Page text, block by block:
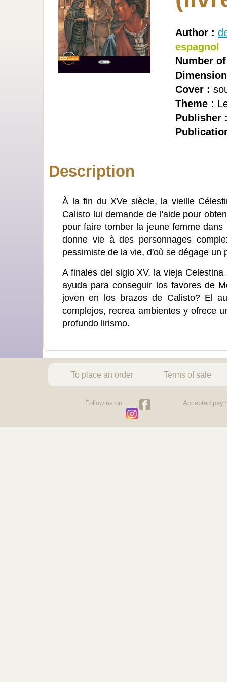
Author :
espagnol
Number
Cover :
Theme :
Publisher
Description
À la fin du XVe siècle, la vieille
Calisto lui demande de l'aide pour
pour faire tomber la jeune femme
donne vie à des personnages
pessimiste de la vie, d'où se dégage un
A finales del siglo XV, la vieja
ayuda para conseguir los favores de
joven en los brazos de Calisto? El
complejos, recrea ambientes y ofrece
profundo lirismo.
To place an order Terms of sale
Follow us on : Accepted